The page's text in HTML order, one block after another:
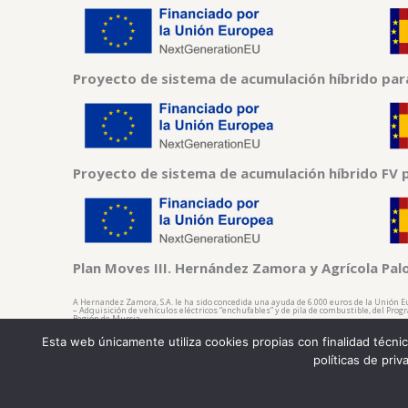
Proyecto de sistema de acumulación híbrido
Proyecto de sistema de acumulación híbrido
Plan Moves III. Hernández Zamora y Agrícola
A Hernandez Zamora, S.A. le ha sido concedida una ayuda de 6.000 euros de la
– Adquisición de vehículos eléctricos “enchufables” y de pila de combustible, del
Región de Murcia.
A Agrícola Paloma, S.A. le ha sido concedida una ayuda de 3.000 euros de la Unión
Adquisición de vehículos eléctricos “enchufables” y de pila de combustible, del
Esta web únicamente utiliza cookies propias con finalidad
políticas de